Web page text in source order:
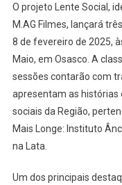
O projeto Lente Social,
M.AG Filmes, lançará
8 de fevereiro de 2025,
Maio, em Osasco. A
sessões contarão com
apresentam as histórias
sociais da Região,
Mais Longe: Instituto
na Lata.
Um dos principais